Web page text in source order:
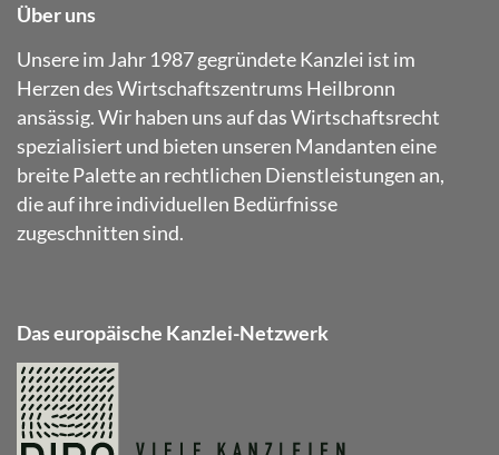
Über uns
Unsere im Jahr 1987 gegründete Kanzlei ist im
Herzen des Wirtschaftszentrums Heilbronn
ansässig. Wir haben uns auf das Wirtschaftsrecht
spezialisiert und bieten unseren Mandanten eine
breite Palette an rechtlichen Dienstleistungen an,
die auf ihre individuellen Bedürfnisse
zugeschnitten sind.
Das europäische Kanzlei-Netzwerk